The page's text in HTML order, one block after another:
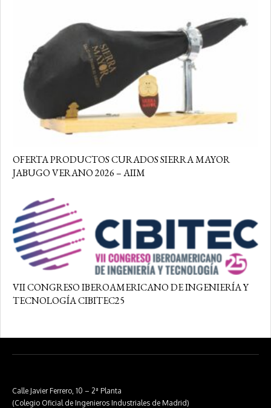
OFERTA PRODUCTOS CURADOS SIERRA MAYOR
JABUGO VERANO 2026 – AIIM
VII CONGRESO IBEROAMERICANO DE INGENIERÍA Y
TECNOLOGÍA CIBITEC25
Calle Javier Ferrero, 10 – 2ª Planta
(Colegio Oficial de Ingenieros Industriales de Madrid)